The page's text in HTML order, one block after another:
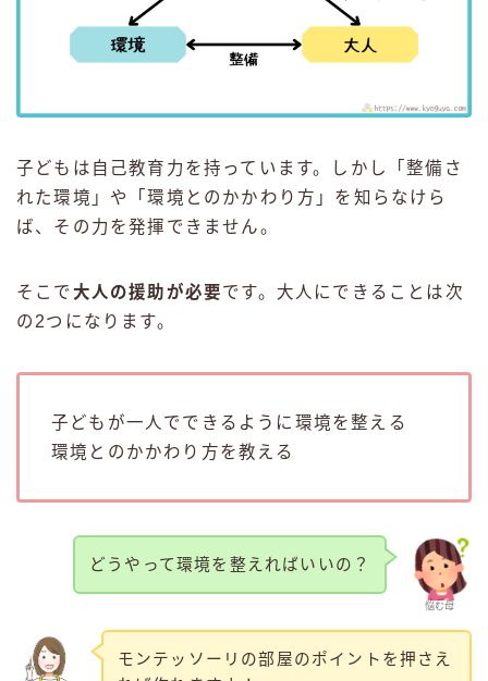
子どもは自己教育力を持っています。しかし「整備さ
れた環境」や「環境とのかかわり方」を知らなけら
ば、その力を発揮できません。
そこで 大人の援助が必要です。大人にできることは次
の2つになります。
子どもが一人でできるように環境を整える
環境とのかかわり方を教える
悩む母
どうやって環境を整えればいいの？
モンテッソーリの部屋のポイントを押さえ